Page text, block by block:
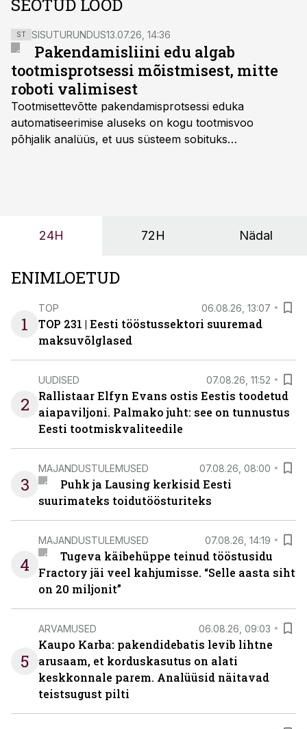
SEOTUD LOOD
ST SISUTURUNDUS13.07.26, 14:36
Pakendamisliini edu algab
tootmisprotsessi mõistmisest, mitte
roboti valimisest
Tootmisettevõtte pakendamisprotsessi eduka
automatiseerimise aluseks on kogu tootmisvoo
põhjalik analüüs, et uus süsteem sobituks
OÜ tegevjuht Sander Mitendorf.
24H 72H Nädal
ENIMLOETUD
1
TOP 06.08.26, 13:07
TOP 231 | Eesti tööstussektori suuremad
maksuvõlglased
2
UUDISED 07.08.26, 11:52
Rallistaar Elfyn Evans ostis Eestis toodetud
aiapaviljoni. Palmako juht: see on tunnustus
Eesti tootmiskvaliteedile
3
MAJANDUSTULEMUSED 07.08.26, 08:00
Puhk ja Lausing kerkisid Eesti
suurimateks toidutöösturiteks
4
MAJANDUSTULEMUSED 07.08.26, 14:19
Tugeva käibehüppe teinud tööstusidu
Fractory jäi veel kahjumisse. “Selle aasta siht
on 20 miljonit”
5
ARVAMUSED 06.08.26, 09:03
Kaupo Karba: pakendidebatis levib lihtne
arusaam, et korduskasutus on alati
keskkonnale parem. Analüüsid näitavad
teistsugust pilti